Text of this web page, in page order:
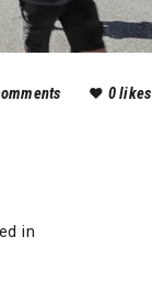
0likes
in